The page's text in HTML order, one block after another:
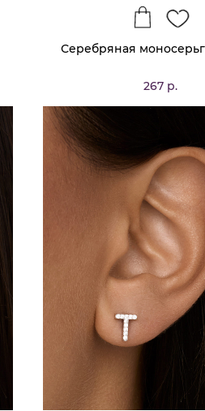
Серебряная
267 р.